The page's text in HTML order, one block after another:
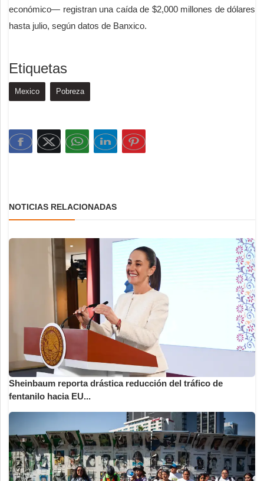
económico— registran una caída de $2,000 millones de dólares
hasta julio, según datos de Banxico.
Etiquetas
Mexico Pobreza
NOTICIAS RELACIONADAS
Sheinbaum reporta drástica reducción del tráfico de
fentanilo hacia EU...